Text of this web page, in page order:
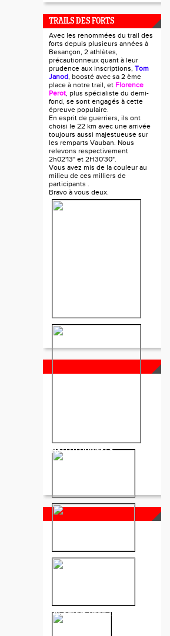
TRAILS DES FORTS
Avec les renommées du trail des
forts depuis plusieurs années à
Besançon, 2 athlètes,
précautionneux quant à leur
prudence aux inscriptions, Tom
Janod, boosté avec sa 2 ème
place à notre trail, et Florence
Perot, plus spécialiste du demi-
fond, se sont engagés à cette
épreuve populaire.
En esprit de guerriers, ils ont
choisi le 22 km avec une arrivée
toujours aussi majestueuse sur
les remparts Vauban. Nous
relevons respectivement
2h02'13" et 2H30'30".
Vous avez mis de la couleur au
milieu de ces milliers de
participants .
Bravo à vous deux.
INSTITUTIONNELS
FACEBOOK OFFICIEL